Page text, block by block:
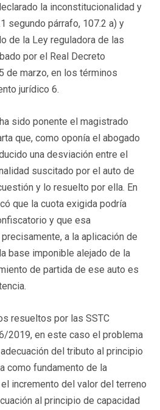
la inconstitucionalidad y
segundo párrafo, 107.2 a) y
de la Ley reguladora de las
por el Real Decreto
de marzo, en los términos
jurídico 6.
sido ponente el magistrado
que, como oponía el abogado
una desviación entre el
suscitado por el auto de
y lo resuelto por ella. En
que la cuota exigida podría
y que esa
a la aplicación de
base imponible alejado de la
de partida de ese auto es
resueltos por las SSTC
2019, en este caso el problema
del tributo al principio
como fundamento de la
incremento del valor del terreno
al principio de capacidad